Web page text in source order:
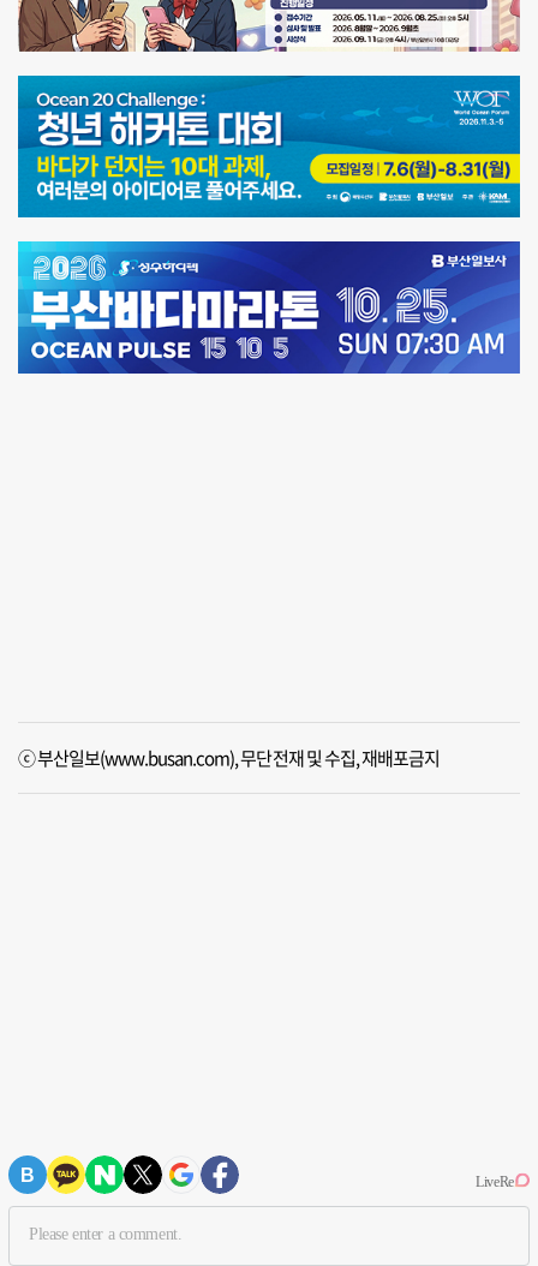
ⓒ 부산일보(www.busan.com), 무단전재 및 수집, 재배포금지